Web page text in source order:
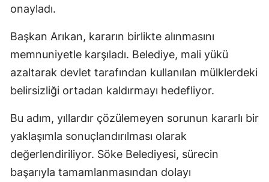
onayladı.
Başkan Arıkan, kararın birlikte alınmasını
memnuniyetle karşıladı. Belediye, mali yükü
azaltarak devlet tarafından kullanılan mülklerdeki
belirsizliği ortadan kaldırmayı hedefliyor.
Bu adım, yıllardır çözülemeyen sorunun kararlı bir
yaklaşımla sonuçlandırılması olarak
değerlendiriliyor. Söke Belediyesi, sürecin
başarıyla tamamlanmasından dolayı